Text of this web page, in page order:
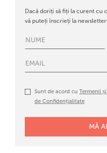
Dacă doriți să fiți la curent cu
vă puteți înscrieți la
Sunt de acord cu Termenii
de Confidențialitate